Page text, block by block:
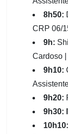
8h50:
CRP 06/
9h:
Cardoso
9h10:
9h20:
9h30:
10h10: